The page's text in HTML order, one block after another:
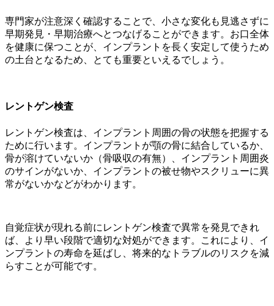
専門家が注意深く確認することで、小さな変化も見逃さずに
早期発見・早期治療へとつなげることができます。お口全体
を健康に保つことが、インプラントを長く安定して使うため
の土台となるため、とても重要といえるでしょう。
レントゲン検査
レントゲン検査は、インプラント周囲の骨の状態を把握する
ために行います。インプラントが顎の骨に結合しているか、
骨が溶けていないか（骨吸収の有無）、インプラント周囲炎
のサインがないか、インプラントの被せ物やスクリューに異
常がないかなどがわかります。
自覚症状が現れる前にレントゲン検査で異常を発見できれ
ば、より早い段階で適切な対処ができます。これにより、イ
ンプラントの寿命を延ばし、将来的なトラブルのリスクを減
らすことが可能です。